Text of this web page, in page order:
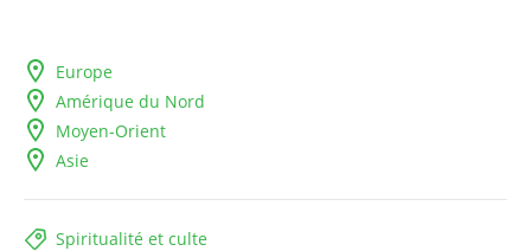
Europe
Amérique du Nord
Moyen-Orient
Asie
Spiritualité et culte